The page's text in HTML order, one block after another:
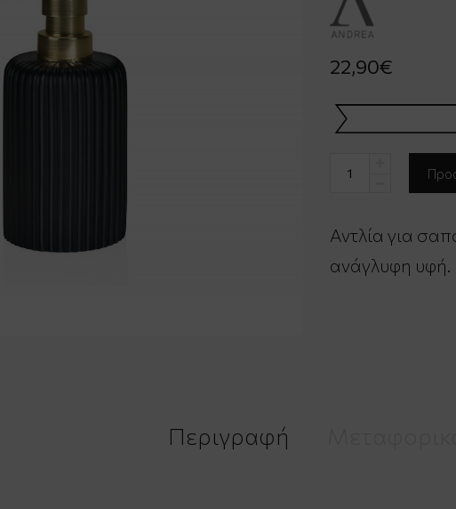
22,90€
Αντλία για
ανάγλυφη υφή.
Περιγραφή